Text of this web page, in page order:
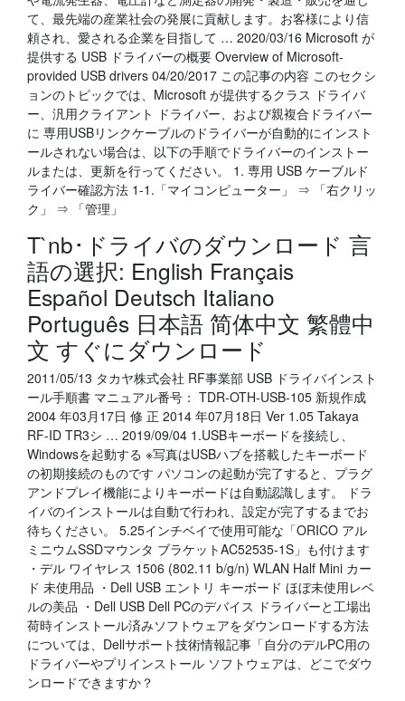
て、最先端の産業社会の発展に貢献します。お客様により信
頼され、愛される企業を目指して … 2020/03/16 Microsoft が
提供する USB ドライバーの概要 Overview of Microsoft-
provided USB drivers 04/20/2017 この記事の内容 このセクシ
ョンのトピックでは、Microsoft が提供するクラス ドライバ
ー、汎用クライアント ドライバー、および親複合ドライバー
に 専用USBリンクケーブルのドライバーが自動的にインスト
ールされない場合は、以下の手順でドライバーのインストー
ルまたは、更新を行ってください。 1. 専用 USB ケーブルド
ライバー確認方法 1-1.「マイコンピューター」 ⇒ 「右クリッ
ク」 ⇒ 「管理」
T`nb･ドライバのダウンロード 言
語の選択: English Français
Español Deutsch Italiano
Português 日本語 简体中文 繁體中
文 すぐにダウンロード
2011/05/13 タカヤ株式会社 RF事業部 USB ドライバインスト
ール手順書 マニュアル番号： TDR-OTH-USB-105 新規作成
2004 年03月17日 修 正 2014 年07月18日 Ver 1.05 Takaya
RF-ID TR3シ … 2019/09/04 1.USBキーボードを接続し、
Windowsを起動する ※写真はUSBハブを搭載したキーボード
の初期接続のものです パソコンの起動が完了すると、プラグ
アンドプレイ機能によりキーボードは自動認識します。 ドラ
イバのインストールは自動で行われ、設定が完了するまでお
待ちください。 5.25インチベイで使用可能な「ORICO アル
ミニウムSSDマウンタ ブラケットAC52535-1S」も付けます
・デル ワイヤレス 1506 (802.11 b/g/n) WLAN Half Mini カー
ド 未使用品 ・Dell USB エントリ キーボード ほぼ未使用レベ
ルの美品 ・Dell USB Dell PCのデバイス ドライバーと工場出
荷時インストール済みソフトウェアをダウンロードする方法
については、Dellサポート技術情報記事「自分のデルPC用の
ドライバーやプリインストール ソフトウェアは、どこでダウ
ンロードできますか？